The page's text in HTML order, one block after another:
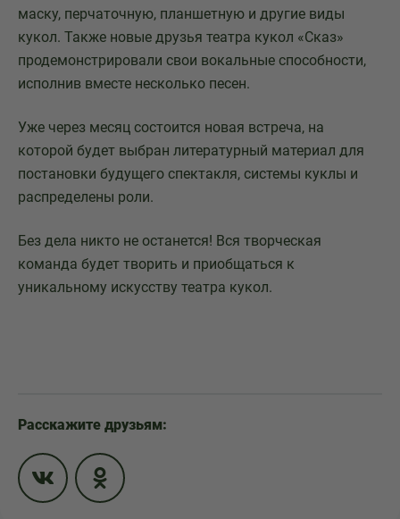
маску, перчаточную, планшетную и другие виды
кукол. Также новые друзья театра кукол «Сказ»
продемонстрировали свои вокальные способности,
исполнив вместе несколько песен.
Уже через месяц состоится новая встреча, на
которой будет выбран литературный материал для
постановки будущего спектакля, системы куклы и
распределены роли.
Без дела никто не останется! Вся творческая
команда будет творить и приобщаться к
уникальному искусству театра кукол.
Расскажите друзьям: